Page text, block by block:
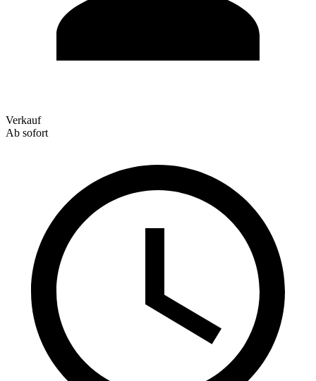
Verkauf
Ab sofort